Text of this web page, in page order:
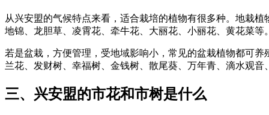
从兴安盟的气候特点来看，适合栽培的植物有很多种。地栽
地锦、龙胆草、凌霄花、牵牛花、大丽花、小丽花、黄花菜等
若是盆栽，方便管理，受地域影响小，常见的盆栽植物都可
兰花、发财树、幸福树、金钱树、散尾葵、万年青、滴水观
三、兴安盟的市花和市树是什么